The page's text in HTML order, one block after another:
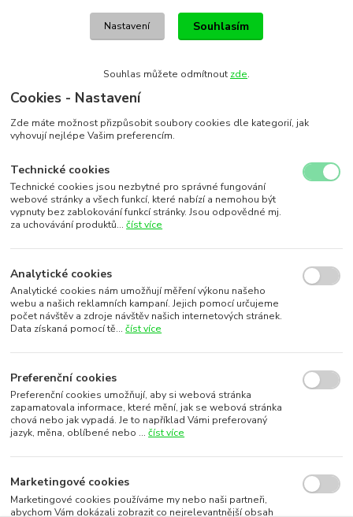
Nastavení Souhlasím
Souhlas můžete odmítnout zde.
Cookies - Nastavení
Zde máte možnost přizpůsobit soubory cookies dle kategorií, jak
vyhovují nejlépe Vašim preferencím.
Technické cookies
Technické cookies jsou nezbytné pro správné fungování
webové stránky a všech funkcí, které nabízí a nemohou být
vypnuty bez zablokování funkcí stránky. Jsou odpovědné mj.
za uchovávání produktů...číst více
Analytické cookies
Analytické cookies nám umožňují měření výkonu našeho
webu a našich reklamních kampaní. Jejich pomocí určujeme
počet návštěv a zdroje návštěv našich internetových stránek.
Data získaná pomocí tě...číst více
Preferenční cookies
Preferenční cookies umožňují, aby si webová stránka
zapamatovala informace, které mění, jak se webová stránka
chová nebo jak vypadá. Je to například Vámi preferovaný
jazyk, měna, oblíbené nebo ...číst více
Marketingové cookies
Marketingové cookies používáme my nebo naši partneři,
abychom Vám dokázali zobrazit co nejrelevantnější obsah